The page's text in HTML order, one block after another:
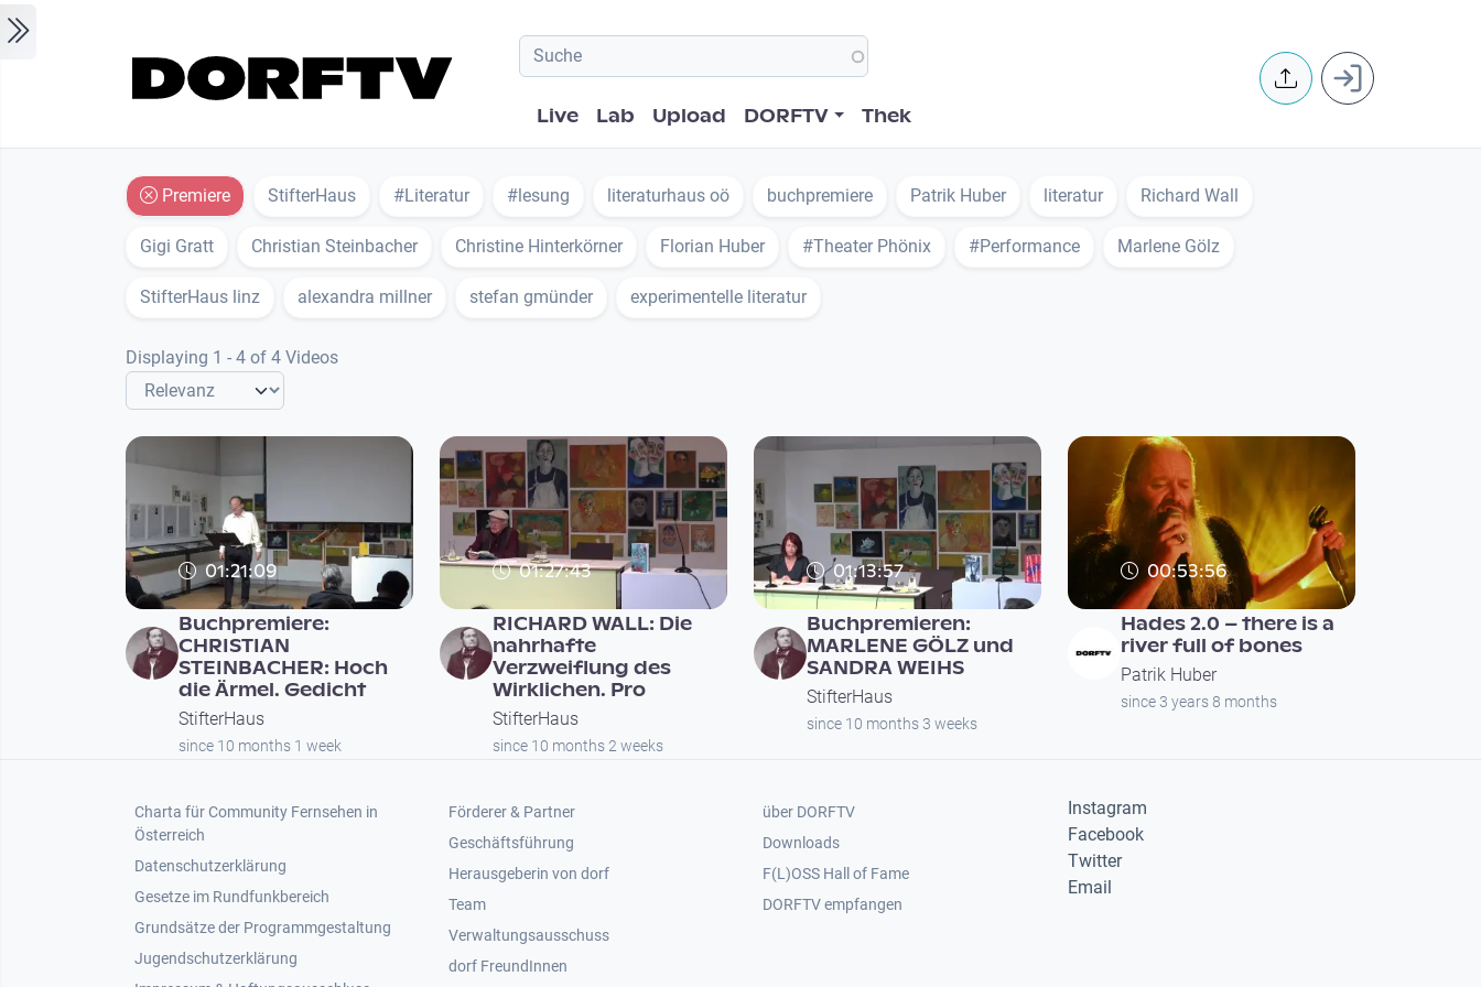
Hauptnavigation
Live Lab Upload DORFTV Thek
User
Premiere StifterHaus #Literatur #lesung literaturhaus oö buchpremiere Patrik Huber literatur Richard Wall
Gigi Gratt Christian Steinbacher Christine Hinterkörner Florian Huber #Theater Phönix #Performance Marlene Gölz
StifterHaus linz alexandra millner stefan gmünder experimentelle literatur
Displaying 1 - 4 of 4 Videos
01:21:09
Buchpremiere:
CHRISTIAN
STEINBACHER: Hoch
die Ärmel. Gedicht
StifterHaus
since 10 months 1 week
01:27:43
RICHARD WALL: Die
nahrhafte
Verzweiflung des
Wirklichen. Pro
StifterHaus
since 10 months 2 weeks
01:13:57
Buchpremieren:
MARLENE GÖLZ und
SANDRA WEIHS
StifterHaus
since 10 months 3 weeks
00:53:56
Hades 2.0 – there is a
river full of bones
Patrik Huber
since 3 years 8 months
Footer 1
Charta für Community Fernsehen in
Österreich
Datenschutzerklärung
Gesetze im Rundfunkbereich
Grundsätze der Programmgestaltung
Jugendschutzerklärung
Footer 2
Förderer & Partner
Geschäftsführung
Herausgeberin von dorf
Team
Verwaltungsausschuss
dorf FreundInnen
Footer 3
über DORFTV
Downloads
F(L)OSS Hall of Fame
Footer 4
DORFTV empfangen
Instagram
Facebook
Twitter
Email